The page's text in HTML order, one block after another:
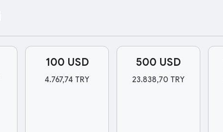
100 USD
4.767,74 TRY
500 USD
23.838,70 TRY